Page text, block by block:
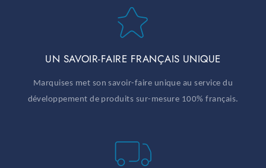
UN SAVOIR-FAIRE FRANÇAIS UNIQUE
Marquises met son savoir-faire unique au service du
développement de produits sur-mesure 100% français.